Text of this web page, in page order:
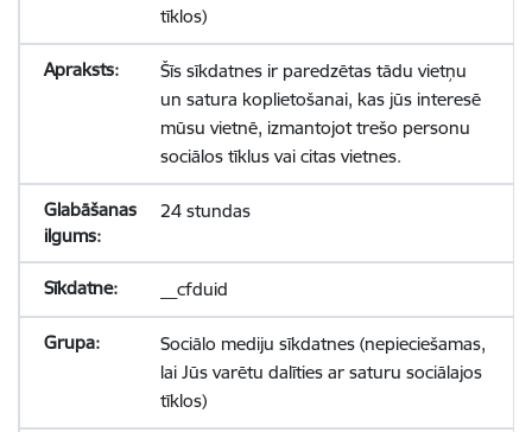
tīklos)
Šīs sīkdatnes ir paredzētas tādu vietņu
un satura koplietošanai, kas jūs interesē
mūsu vietnē, izmantojot trešo personu
sociālos tīklus vai citas vietnes.
24 stundas
__cfduid
Sociālo mediju sīkdatnes (nepieciešamas,
lai Jūs varētu dalīties ar saturu sociālajos
tīklos)